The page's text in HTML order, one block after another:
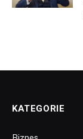
KATEGORIE